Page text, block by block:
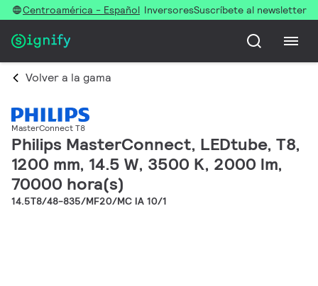
Centroamérica - Español InversoresSuscríbete al newsletter
Volver a la gama
MasterConnect T8
Philips MasterConnect, LEDtube, T8,
1200 mm, 14.5 W, 3500 K, 2000 lm,
70000 hora(s)
14.5T8/48-835/MF20/MC IA 10/1